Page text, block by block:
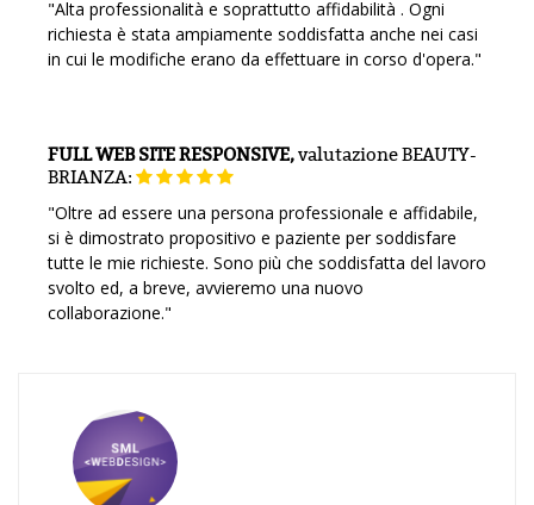
"Alta professionalità e soprattutto affidabilità . Ogni
richiesta è stata ampiamente soddisfatta anche nei casi
in cui le modifiche erano da effettuare in corso d'opera."
FULL WEB SITE RESPONSIVE,valutazioneBEAUTY-
BRIANZA:
"Oltre ad essere una persona professionale e affidabile,
si è dimostrato propositivo e paziente per soddisfare
tutte le mie richieste. Sono più che soddisfatta del lavoro
svolto ed, a breve, avvieremo una nuovo
collaborazione."